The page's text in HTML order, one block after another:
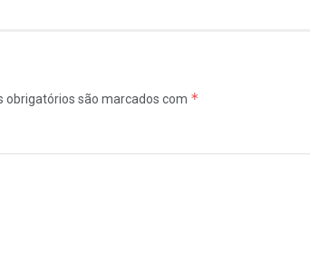
obrigatórios são marcados com *